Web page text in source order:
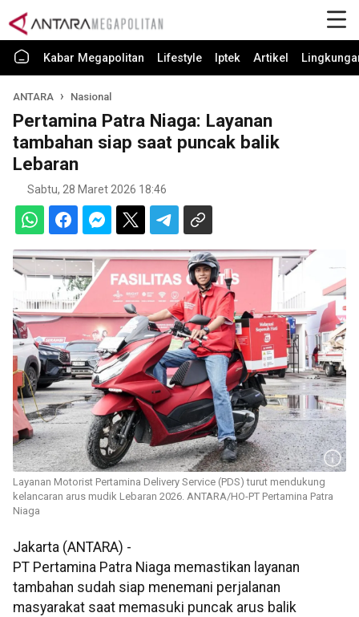
Kabar Megapolitan Lifestyle Iptek Artikel
ANTARA Nasional
Pertamina Patra Niaga: Layanan
tambahan siap saat puncak balik
Lebaran
Sabtu, 28 Maret 2026 18:46
Layanan Motorist Pertamina Delivery Service (PDS) turut mendukung
kelancaran arus mudik Lebaran 2026. ANTARA/HO-PT Pertamina Patra
Niaga
Jakarta (ANTARA) -
PT Pertamina Patra Niaga memastikan layanan
tambahan sudah siap menemani perjalanan
masyarakat saat memasuki puncak arus balik